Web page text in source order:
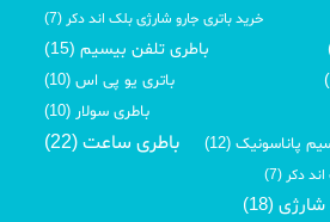
خرید باتری جارو شارژی بلک اند دکر (7)
باطری تلفن بیسیم (15)
باتری یو پی اس (10)
باطری سولار (10)
پاناسونیک (12)
باطری ساعت (22)
دکر (7)
(18)